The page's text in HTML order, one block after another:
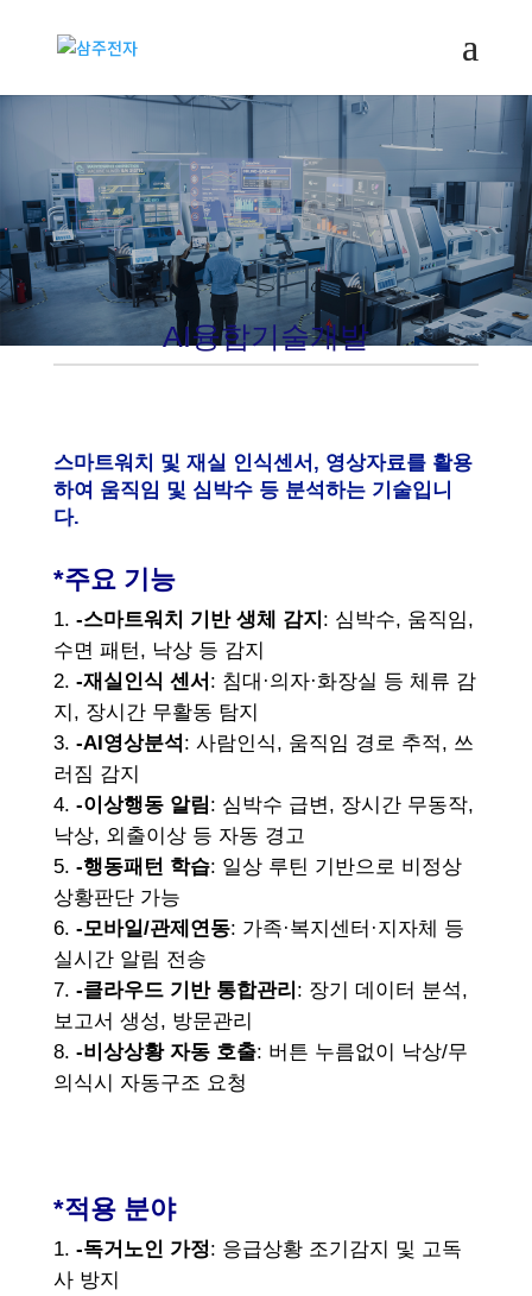
AI융합기술개발
안전한 사회를 꿈꾸는 기업, (주)삼주전자가 함께합니다.
AI융합기술개발
스마트워치 및 재실 인식센서, 영상자료를 활용
하여 움직임 및 심박수 등 분석하는 기술입니
다.
*주요 기능
-스마트워치 기반 생체 감지 : 심박수, 움직임,
수면 패턴, 낙상 등 감지
-재실인식 센서 : 침대·의자·화장실 등 체류 감
지, 장시간 무활동 탐지
-AI영상분석: 사람인식, 움직임 경로 추적, 쓰
러짐 감지
-이상행동 알림: 심박수 급변, 장시간 무동작,
낙상, 외출이상 등 자동 경고
-행동패턴 학습: 일상 루틴 기반으로 비정상
상황판단 가능
-모바일/관제연동: 가족·복지센터·지자체 등
실시간 알림 전송
-클라우드 기반 통합관리 : 장기 데이터 분석,
보고서 생성, 방문관리
-비상상황 자동 호출: 버튼 누름없이 낙상/무
의식시 자동구조 요청
*적용 분야
-독거노인 가정: 응급상황 조기감지 및 고독
사 방지